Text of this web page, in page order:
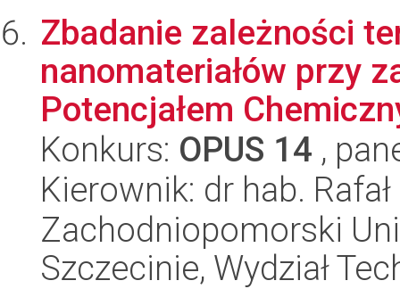
Zbadanie zależności
nanomateriałów przy
Potencjałem
Konkurs: OPUS 14 ,
Kierownik: dr hab.
Zachodniopomorski
Szczecinie, Wydział